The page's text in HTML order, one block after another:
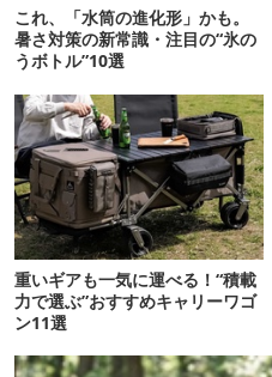
これ、「水筒の進化形」かも。
暑さ対策の新常識・注目の“氷の
うボトル”10選
重いギアも一気に運べる！“積載
力で選ぶ”おすすめキャリーワゴ
ン11選